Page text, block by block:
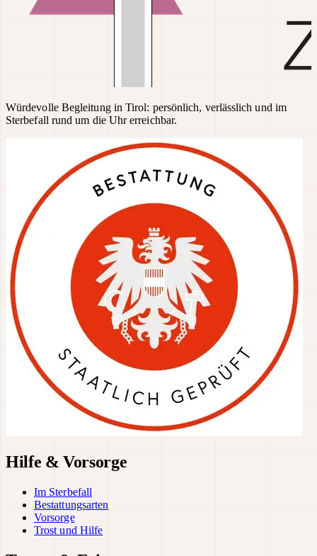
Würdevolle Begleitung in Tirol: persönlich, verlässlich und im
Sterbefall rund um die Uhr erreichbar.
Hilfe & Vorsorge
Im Sterbefall
Bestattungsarten
Vorsorge
Trost und Hilfe